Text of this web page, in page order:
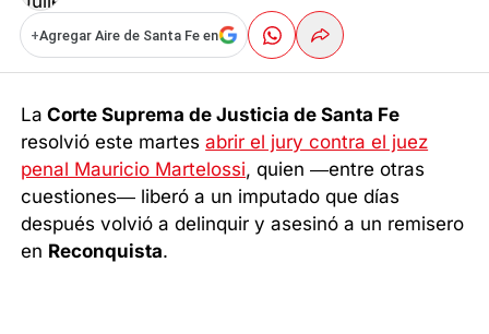
+Agregar Aire de Santa Fe en
La Corte Suprema de Justicia de Santa Fe
resolvió este martesabrir el jury contra el juez
penal Mauricio Martelossi, quien —entre otras
cuestiones— liberó a un imputado que días
después volvió a delinquir y asesinó a un remisero
en Reconquista.